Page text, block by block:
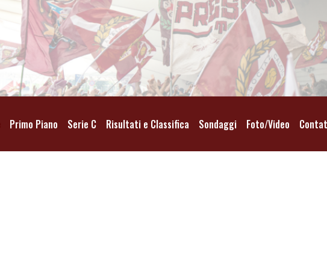
Primo Piano Serie C Risultati e Classifica Sondaggi Foto/Video